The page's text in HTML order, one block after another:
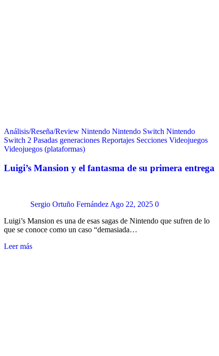
Análisis/Reseña/Review Nintendo Nintendo Switch Nintendo
Switch 2 Pasadas generaciones Reportajes Secciones Videojuegos
Videojuegos (plataformas)
Luigi’s Mansion y el fantasma de su primera entrega
Sergio Ortuño FernándezAgo 22, 2025 0
Luigi’s Mansion es una de esas sagas de Nintendo que sufren de lo
que se conoce como un caso “demasiada…
Leer más